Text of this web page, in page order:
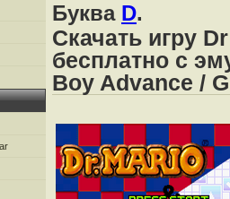
Буква D.
Скачать игру
бесплатно с
Boy Advance /